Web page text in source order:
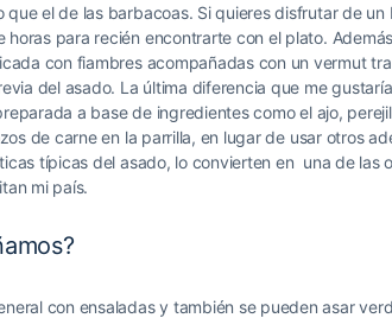
el de las barbacoas. Si quieres disfrutar de
para recién encontrarte con el plato.
con fiambres acompañadas con un vermut
del asado. La última diferencia que me
a base de ingredientes como el ajo,
de carne en la parrilla, en lugar de usar otros
típicas del asado, lo convierten en una de las
mi país.
con ensaladas y también se pueden asar